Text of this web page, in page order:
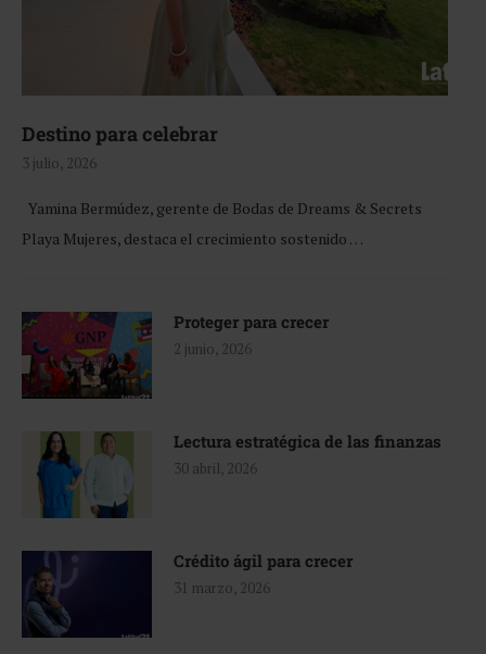
Destino para celebrar
3 julio, 2026
Yamina Bermúdez, gerente de Bodas de Dreams & Secrets
Playa Mujeres, destaca el crecimiento sostenido …
Proteger para crecer
2 junio, 2026
Lectura estratégica de las finanzas
30 abril, 2026
Crédito ágil para crecer
31 marzo, 2026